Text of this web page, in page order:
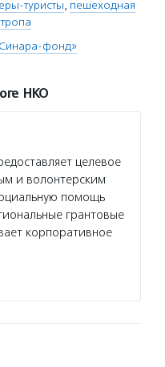
туристы, пешеходная
фонд»
НКО
целевое
и волонтерским
помощь
грантовые
корпоративное